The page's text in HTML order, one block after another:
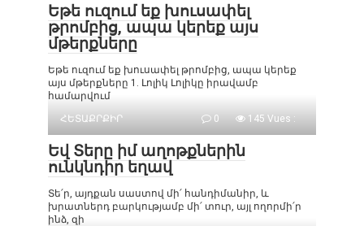
Եթե ուզում եք խուսափել
թրոմբից, ապա կերեք այս
մթերքները
Եթե ուզում եք խուսափել թրոմբից, ապա կերեք
այս մթերքները 1. Լոլիկ Լոլիկը իրավամբ
համարվում
ՀԵՏԱՔՐՔԻՐ
0 145 Vues :
Եվ Տերը իմ աղոթքներին
ունկնդիր եղավ
Տե՛ր, այդքան սաստով մի՛ հանդիմանիր, և
խրատներդ բարկությամբ մի՛ տուր, այլ ողորմի՛ր
ինձ, զի